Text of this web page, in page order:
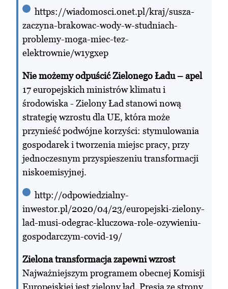
https://wiadomosci.onet.pl/kraj/susza-
zaczyna-brakowac-wody-w-studniach-
problemy-moga-miec-tez-
elektrownie/w1ygxep
Nie możemy odpuścić Zielonego Ładu – apel
17 europejskich ministrów klimatu i
środowiska - Zielony Ład stanowi nową
strategię wzrostu dla UE, która może
przynieść podwójne korzyści: stymulowania
gospodarek i tworzenia miejsc pracy, przy
jednoczesnym przyspieszeniu transformacji
niskoemisyjnej.
http://odpowiedzialny-
inwestor.pl/2020/04/23/europejski-zielony-
lad-musi-odegrac-kluczowa-role-ozywieniu-
gospodarczym-covid-19/
Zielona transformacja zapewni wzrost
Najważniejszym programem obecnej Komisji
Europejskiej jest zielony ład. Presja ze strony